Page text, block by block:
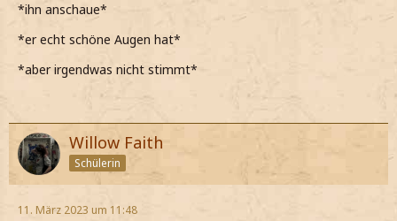
*ihn anschaue*
*er echt schöne Augen hat*
*aber irgendwas nicht stimmt*
Willow Faith
Schülerin
11. März 2023 um 11:48